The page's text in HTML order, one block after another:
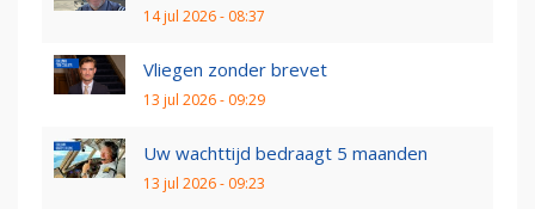
14 jul 2026 - 08:37
Vliegen zonder brevet
13 jul 2026 - 09:29
Uw wachttijd bedraagt 5 maanden
13 jul 2026 - 09:23